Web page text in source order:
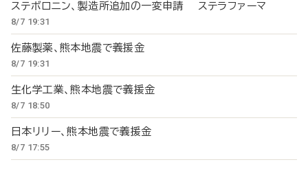
ステボロニン、製造所追加の一変申請 ステラファーマ
8/7 19:31
佐藤製薬、熊本地震で義援金
8/7 19:31
生化学工業、熊本地震で義援金
8/7 18:50
日本リリー、熊本地震で義援金
8/7 17:55